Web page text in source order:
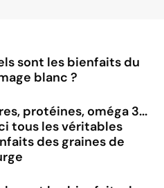
sont les bienfaits du
blanc ?
protéines, oméga 3...
tous les véritables
des graines de